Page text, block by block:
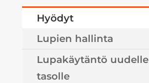
Hyödyt
Lupien hallinta
Lupakäytäntö uudelle
tasolle